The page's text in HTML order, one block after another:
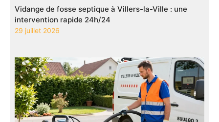
Vidange de fosse septique à Villers-la-Ville : une
intervention rapide 24h/24
29 juillet 2026